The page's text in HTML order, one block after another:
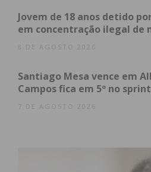
Subscreva a
obtenha de forma
Jovem de 18 anos detido
em concentração ilegal de
8 DE AGOSTO 2026
Santiago Mesa vence em
Campos fica em 5º no
7 DE AGOSTO 2026